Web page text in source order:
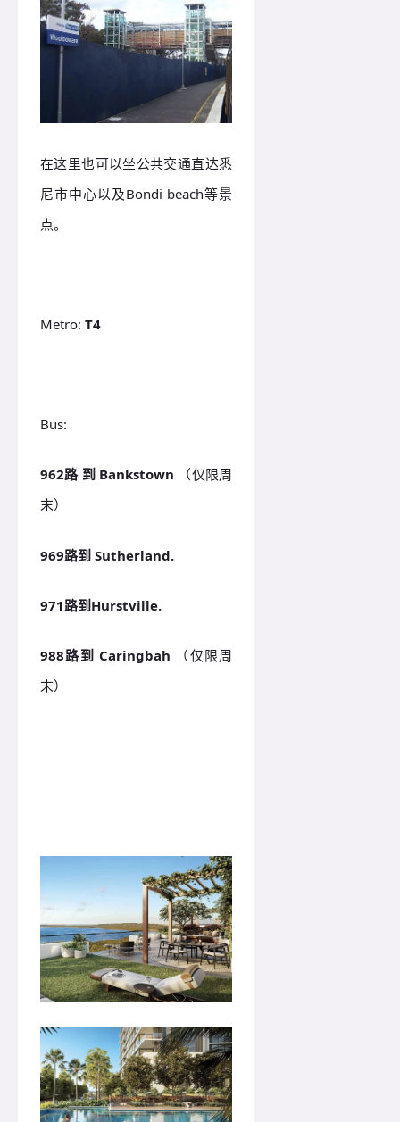
在这里也可以坐公共交通直达悉
尼市中心以及Bondi beach等景
点。
Metro: T4
Bus:
962路 到 Bankstown （仅限周
末）
969路到 Sutherland.
971路到Hurstville.
988路到 Caringbah
（仅限周
末）